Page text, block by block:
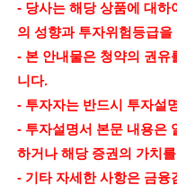
- 당사는 해당 상품에 대
의 성향과 투자위험등급
- 본 안내물은 청약의 권유
니다.
- 투자자는 반드시 투자설
- 투자설명서 본문 내용은
하거나 해당 증권의 가치
- 기타 자세한 사항은 금융